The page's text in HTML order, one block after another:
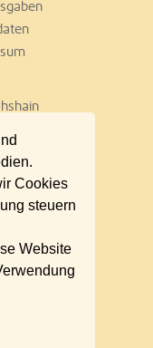
Cookies
steuern
Website
Ost